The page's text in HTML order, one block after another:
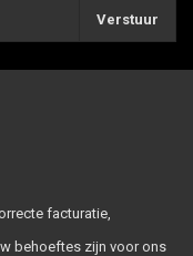
Verstuur
facturatie,
behoeftes zijn voor ons